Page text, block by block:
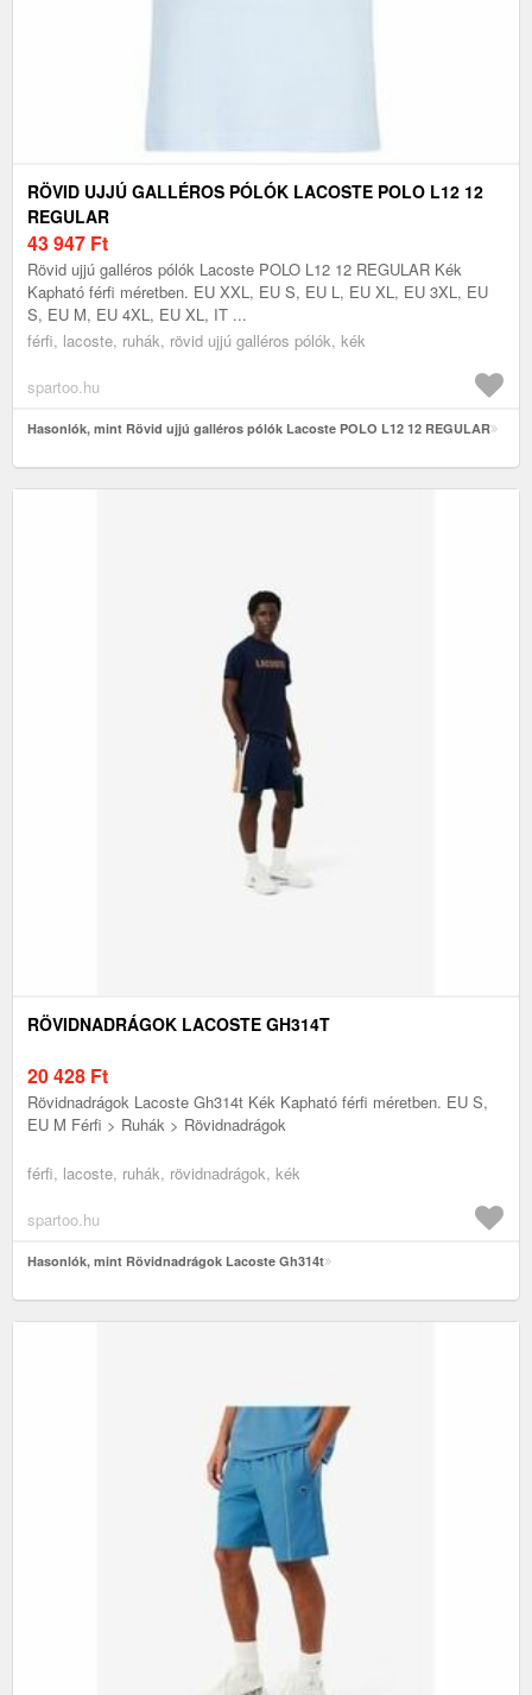
RÖVID UJJÚ GALLÉROS PÓLÓK LACOSTE POLO L12 12
REGULAR
43 947 Ft
Rövid ujjú galléros pólók Lacoste POLO L12 12 REGULAR Kék
Kapható férfi méretben. EU XXL, EU S, EU L, EU XL, EU 3XL, EU
S, EU M, EU 4XL, EU XL, IT ...
férfi, lacoste, ruhák, rövid ujjú galléros pólók, kék
spartoo.hu
Hasonlók, mint Rövid ujjú galléros pólók Lacoste POLO L12 12 REGULAR
RÖVIDNADRÁGOK LACOSTE GH314T
20 428 Ft
Rövidnadrágok Lacoste Gh314t Kék Kapható férfi méretben. EU S,
EU M Férfi > Ruhák > Rövidnadrágok
férfi, lacoste, ruhák, rövidnadrágok, kék
spartoo.hu
Hasonlók, mint Rövidnadrágok Lacoste Gh314t